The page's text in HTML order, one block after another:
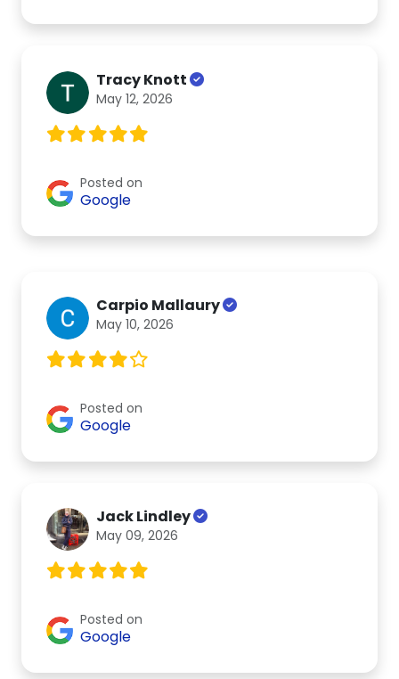
Tracy Knott
May 12, 2026
Posted on
Google
Carpio Mallaury
May 10, 2026
Posted on
Google
Jack Lindley
May 09, 2026
Posted on
Google